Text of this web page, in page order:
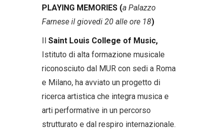
PLAYING MEMORIES (a Palazzo
Farnese il giovedi 20 alle ore 18)
Il Saint Louis College of Music,
Istituto di alta formazione musicale
riconosciuto dal MUR con sedi a Roma
e Milano, ha avviato un progetto di
ricerca artistica che integra musica e
arti performative in un percorso
strutturato e dal respiro internazionale.